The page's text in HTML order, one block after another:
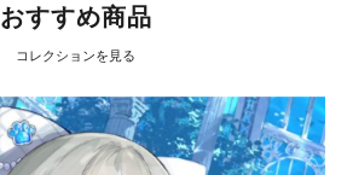
おすすめ商品
コレクションを見る